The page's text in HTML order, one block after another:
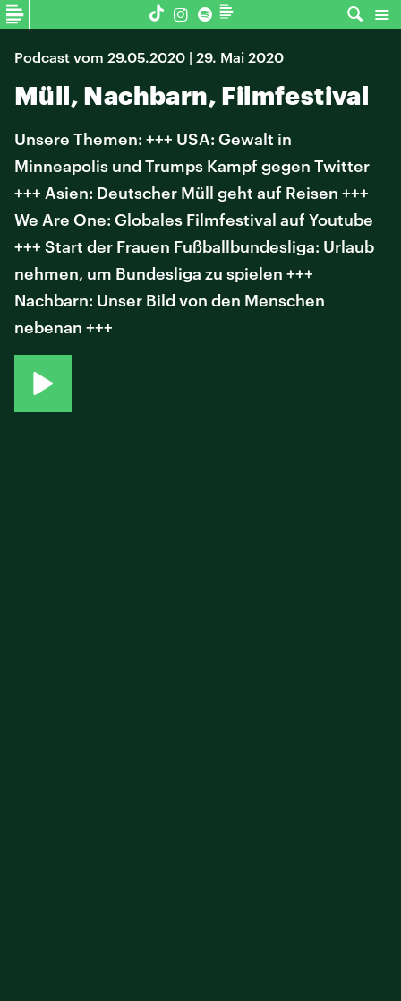
Podcast vom 29.05.2020 | 29. Mai 2020
Müll, Nachbarn, Filmfestival
Unsere Themen: +++ USA: Gewalt in
Minneapolis und Trumps Kampf gegen Twitter
+++ Asien: Deutscher Müll geht auf Reisen +++
We Are One: Globales Filmfestival auf Youtube
+++ Start der Frauen Fußballbundesliga: Urlaub
nehmen, um Bundesliga zu spielen +++
Nachbarn: Unser Bild von den Menschen
nebenan +++